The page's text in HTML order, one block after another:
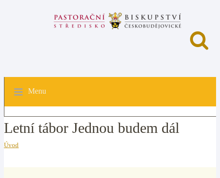
Menu
Letní tábor Jednou budem dál
Úvod